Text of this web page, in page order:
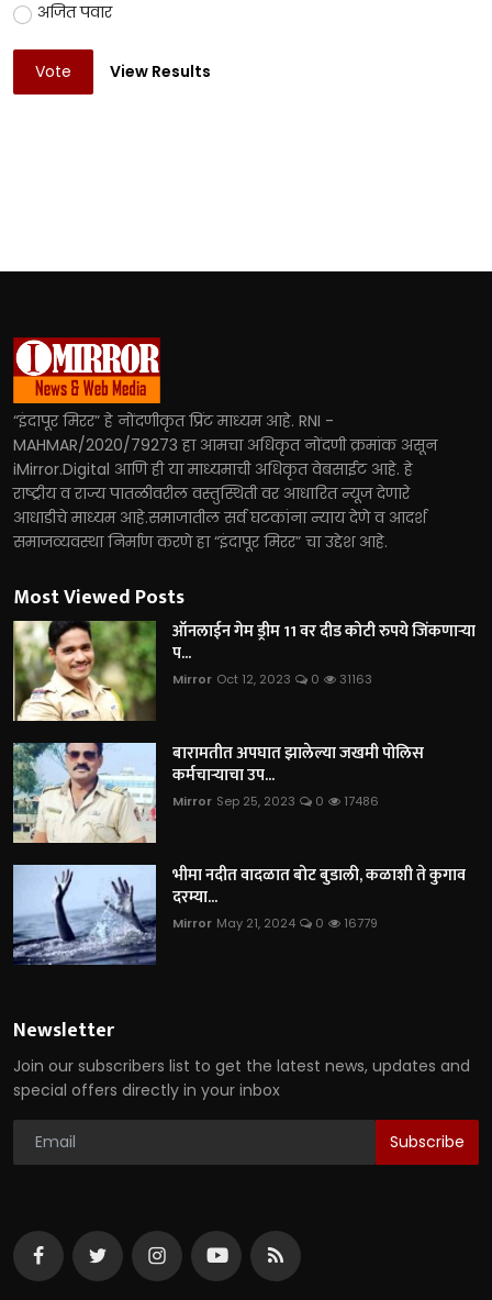
अजित पवार
Vote View Results
“इंदापूर मिरर” हे नोंदणीकृत प्रिंट माध्यम आहे. RNI -
MAHMAR/2020/79273 हा आमचा अधिकृत नोंदणी क्रमांक असून
iMirror.Digital आणि ही या माध्यमाची अधिकृत वेबसाईट आहे. हे
राष्ट्रीय व राज्य पातळीवरील वस्तुस्थिती वर आधारित न्यूज देणारे
आधाडीचे माध्यम आहे.समाजातील सर्व घटकांना न्याय देणे व आदर्श
समाजव्यवस्था निर्माण करणे हा “इंदापूर मिरर” चा उद्देश आहे.
Most Viewed Posts
ऑनलाईन गेम ड्रीम 11 वर दीड कोटी रुपये जिंकणाऱ्या
प...
Mirror Oct 12, 2023 0 31163
बारामतीत अपघात झालेल्या जखमी पोलिस
कर्मचाऱ्याचा उप...
Mirror Sep 25, 2023 0 17486
भीमा नदीत वादळात बोट बुडाली, कळाशी ते कुगाव
दरम्या...
Mirror May 21, 2024 0 16779
Newsletter
Join our subscribers list to get the latest news, updates and
special offers directly in your inbox
Subscribe